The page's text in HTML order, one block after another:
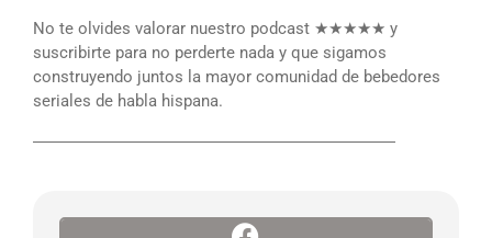
No te olvides valorar nuestro podcast ★★★★★ y
suscribirte para no perderte nada y que sigamos
construyendo juntos la mayor comunidad de bebedores
seriales de habla hispana.
――――――――――――――――――――――